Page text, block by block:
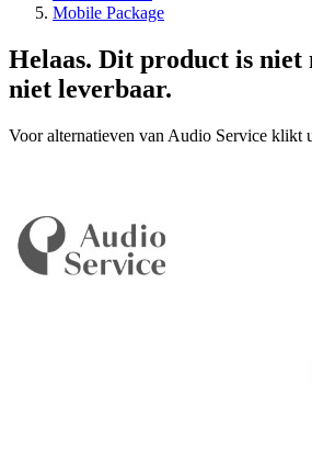
Mobile Package
Helaas. Dit product is niet
niet leverbaar.
Voor alternatieven van Audio Service klikt